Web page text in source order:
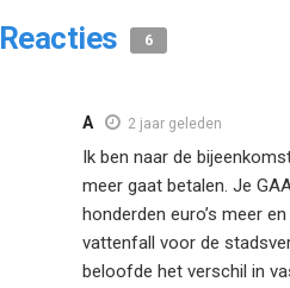
Reacties 6
A 2 jaar geleden
Ik ben naar de
meer gaat betalen. Je
honderden euro’s meer
vattenfall voor de
beloofde het verschil in